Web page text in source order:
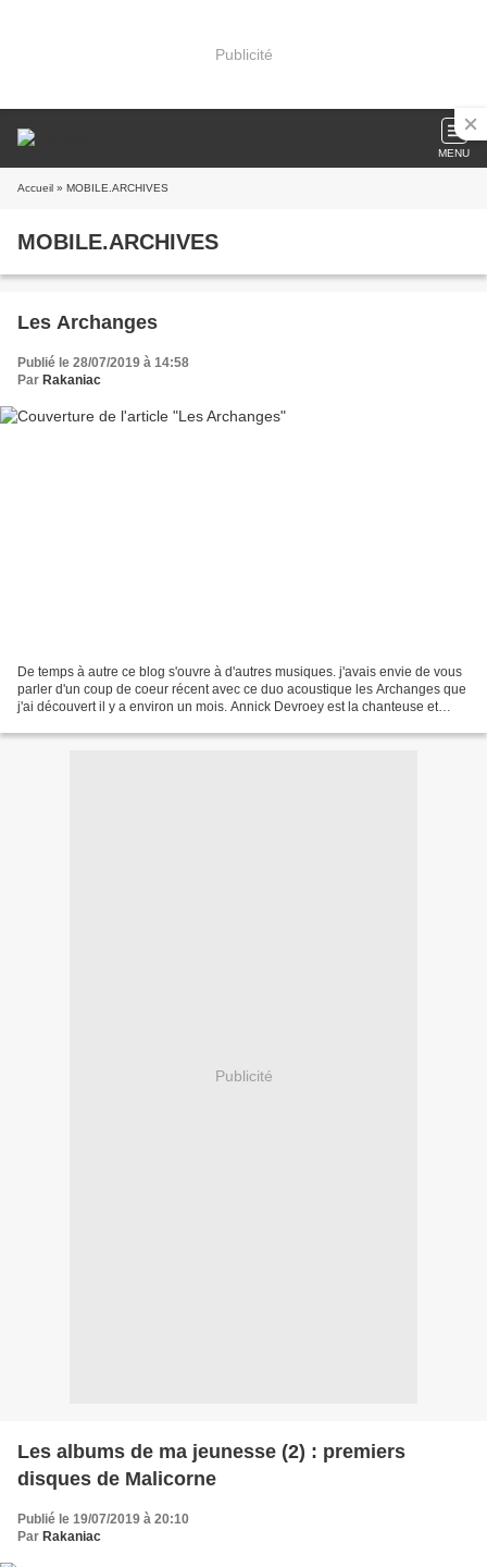
Publicité
MENU
Accueil » MOBILE.ARCHIVES
MOBILE.ARCHIVES
Les Archanges
Publié le 28/07/2019 à 14:58
Par Rakaniac
De temps à autre ce blog s'ouvre à d'autres musiques. j'avais envie de vous
parler d'un coup de coeur récent avec ce duo acoustique les Archanges que
j'ai découvert il y a environ un mois. Annick Devroey est la chanteuse et
Publicité
Les albums de ma jeunesse (2) : premiers
disques de Malicorne
Publié le 19/07/2019 à 20:10
Par Rakaniac